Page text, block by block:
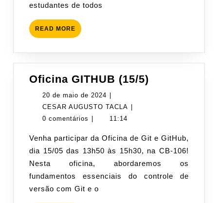
estudantes de todos
READ MORE READ
MORE
Oficina GITHUB (15/5)
20 de maio de 2024 20
de
maio
2024
|
CESAR AUGUSTO TACLA CESAR
|
0 comentários | 11:14
Venha participar da Oficina de Git e GitHub,
dia 15/05 das 13h50 às 15h30, na CB-106!
Nesta oficina, abordaremos os
fundamentos essenciais do controle de
versão com Git e o